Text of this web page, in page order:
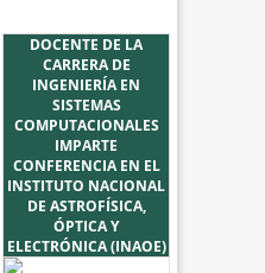
DOCENTE DE LA
CARRERA DE
INGENIERÍA EN
SISTEMAS
COMPUTACIONALES
IMPARTE
CONFERENCIA EN EL
INSTITUTO NACIONAL
DE ASTROFÍSICA,
ÓPTICA Y
ELECTRÓNICA (INAOE)